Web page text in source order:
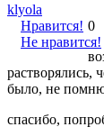
klyola
Нравится!
Не нравится!
0
растворялись,
было, не помню
спасибо,